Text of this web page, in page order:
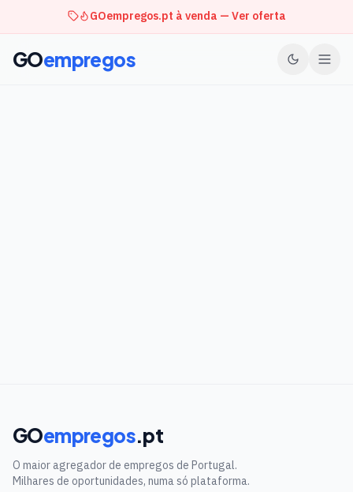
GOempregos.pt à venda — Ver oferta
GOempregos
GOempregos.pt
O maior agregador de empregos de Portugal.
Milhares de oportunidades, numa só plataforma.